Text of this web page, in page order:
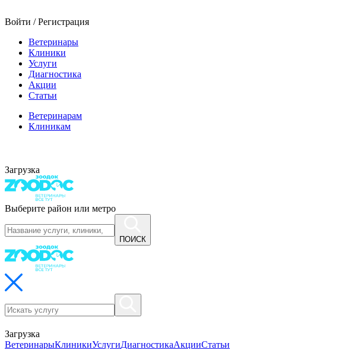
Войти / Регистрация
Ветеринары
Клиники
Услуги
Диагностика
Акции
Статьи
Ветеринарам
Клиникам
Загрузка
Выберите район или метро
ПОИСК
Загрузка
ВетеринарыКлиникиУслугиДиагностикаАкцииСтатьи